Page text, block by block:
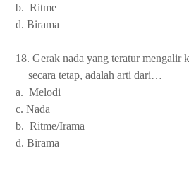
b.
d. Birama
18. Gerak nada yang teratur mengalir
secara tetap, adalah arti dari…
a.
c. Nada
b. Ritme/
d. Birama